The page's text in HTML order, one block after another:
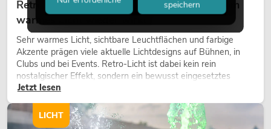
Retro-Licht im modernen Lichtdesign: Warum
warmes Licht wieder wirkt
Sehr warmes Licht, sichtbare Leuchtflächen und farbige
Akzente prägen viele aktuelle Lichtdesigns auf Bühnen, in
Clubs und bei Events. Retro-Licht ist dabei kein rein
nostalgischer Effekt, sondern ein bewusst eingesetztes
Gestaltungsmittel: Es schafft Atmosphäre, gibt Szenen
wirken lassen.
Jetzt lesen
LICHT
speichern